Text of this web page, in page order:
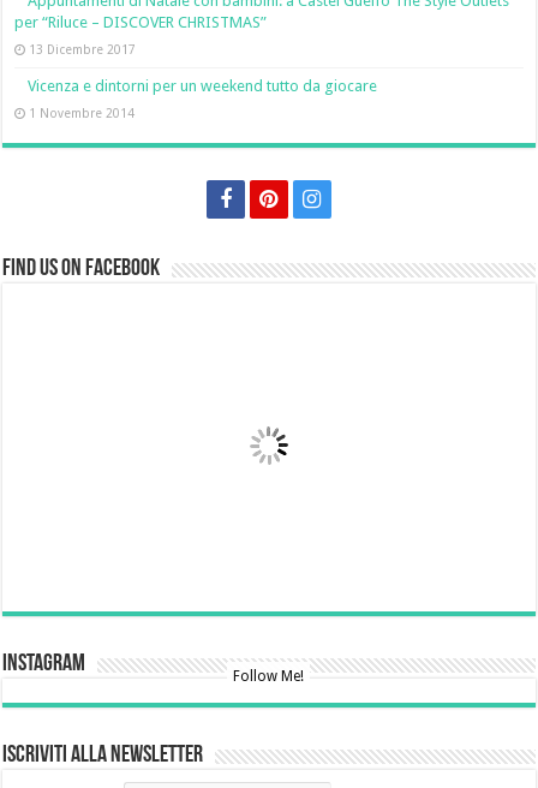
per “Riluce – DISCOVER CHRISTMAS”
13 Dicembre 2017
Vicenza e dintorni per un weekend tutto da giocare
1 Novembre 2014
Find us on Facebook
Instagram Follow Me!
Iscriviti alla newsletter